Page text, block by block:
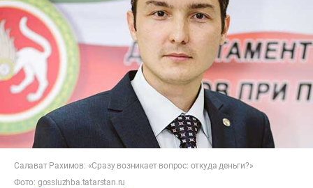
Салават Рахимов: «Сразу возникает вопрос: откуда деньги?»
Фото: gossluzhba.tatarstan.ru